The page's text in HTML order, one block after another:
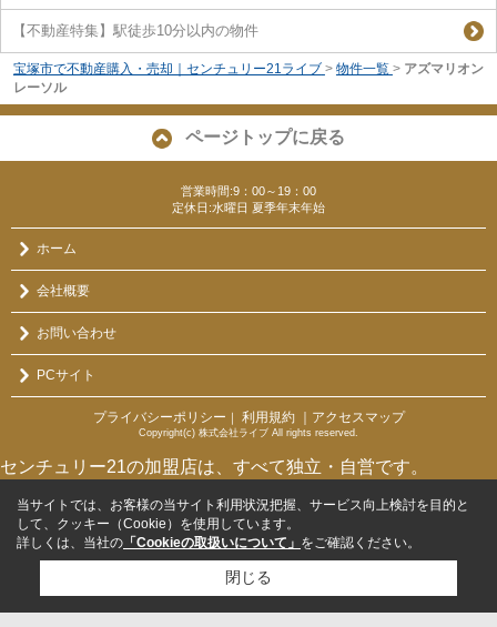
【不動産特集】駅徒歩10分以内の物件
宝塚市で不動産購入・売却｜センチュリー21ライブ > 物件一覧 > アズマリオン
レーソル
ページトップに戻る
営業時間:9：00～19：00
定休日:水曜日 夏季年末年始
ホーム
会社概要
お問い合わせ
PCサイト
プライバシーポリシー 利用規約 ｜アクセスマップ
Copyright(c) 株式会社ライブ All rights reserved.
センチュリー21の加盟店は、すべて独立・自営です。
当サイトでは、お客様の当サイト利用状況把握、サービス向上検討を目的と
して、クッキー（Cookie）を使用しています。
詳しくは、当社の 「Cookieの取扱いについて」 をご確認ください。
閉じる